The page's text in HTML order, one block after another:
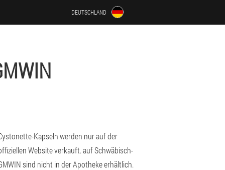
DEUTSCHLAND
Kapseln werden nur auf der
Website verkauft. auf Schwäbisch-
sind nicht in der Apotheke erhältlich.